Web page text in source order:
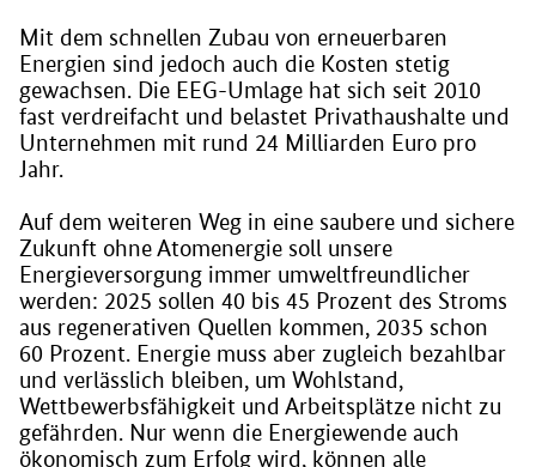
Mit dem schnellen Zubau von erneuerbaren
Energien sind jedoch auch die Kosten stetig
gewachsen. Die EEG-Umlage hat sich seit 2010
fast verdreifacht und belastet Privathaushalte und
Unternehmen mit rund 24 Milliarden Euro pro
Jahr.
Auf dem weiteren Weg in eine saubere und sichere
Zukunft ohne Atomenergie soll unsere
Energieversorgung immer umweltfreundlicher
werden: 2025 sollen 40 bis 45 Prozent des Stroms
aus regenerativen Quellen kommen, 2035 schon
60 Prozent. Energie muss aber zugleich bezahlbar
und verlässlich bleiben, um Wohlstand,
Wettbewerbsfähigkeit und Arbeitsplätze nicht zu
gefährden. Nur wenn die Energiewende auch
ökonomisch zum Erfolg wird, können alle